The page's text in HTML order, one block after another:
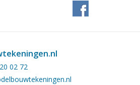
BOOM van der M.
V-8
BOOM van der M.
ROOIJEN van J.
"Lister"
02 72